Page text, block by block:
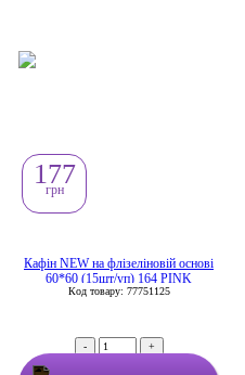
Кафін NEW на флізеліновій основі
60*60 (15шт/уп) 164 PINK
Код товару: 77751125
177
грн
- +